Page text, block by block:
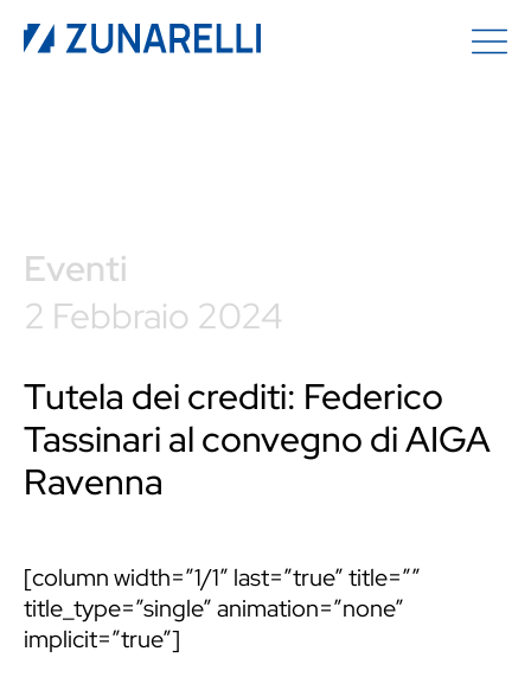
Eventi
2 Febbraio 2024
Tutela dei crediti: Federico
Tassinari al convegno di AIGA
Ravenna
[column width=”1/1″ last=”true” title=””
title_type=”single” animation=”none”
implicit=”true”]